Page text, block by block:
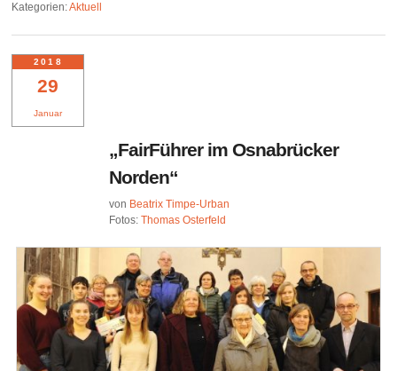
Kategorien:Aktuell
29
Januar
2018
„FairFührer im Osnabrücker
Norden“
von Beatrix Timpe-Urban
Fotos:Thomas Osterfeld